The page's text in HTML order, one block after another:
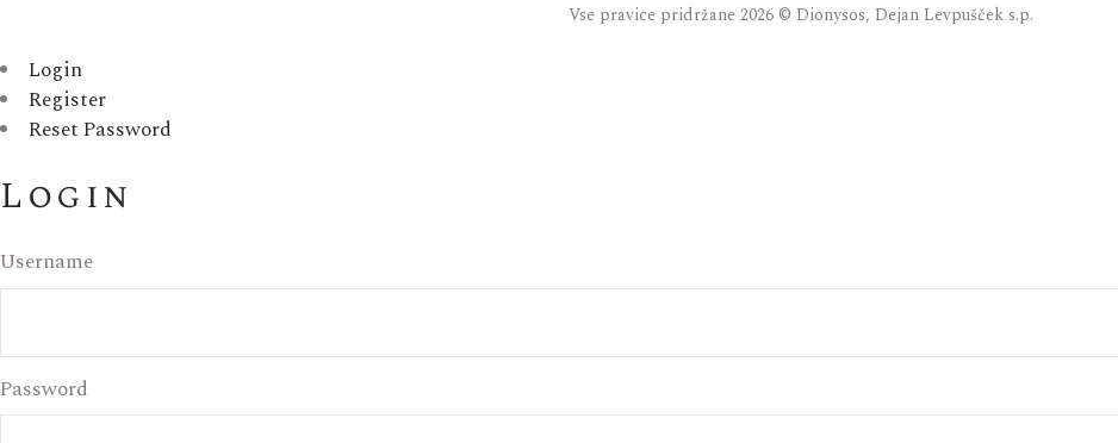
Vse pravice pridržane 2026 © Dionysos, Dejan Levpušček s.p.
Login
Register
Reset Password
Login
Username
Password